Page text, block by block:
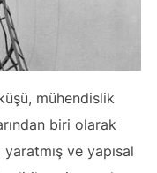
mühendislik
biri olarak
ve yapısal